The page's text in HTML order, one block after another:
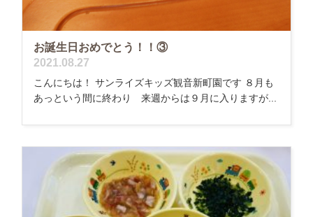
お誕生日おめでとう！！③
2021.08.27
こんにちは！ サンライズキッズ観音新町園です ８月も
あっという間に終わり 来週からは９月に入りますが...